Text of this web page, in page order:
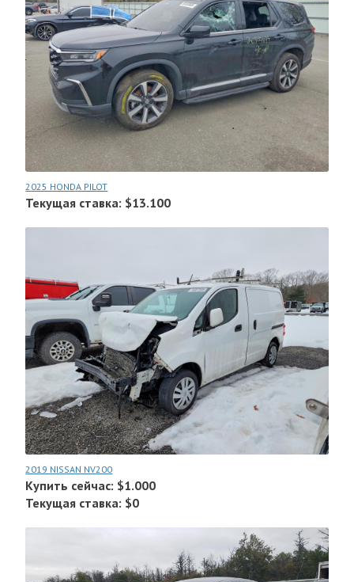
2025 HONDA PILOT
Текущая ставка: $13.100
2019 NISSAN NV200
Купить сейчас: $1.000
Текущая ставка: $0